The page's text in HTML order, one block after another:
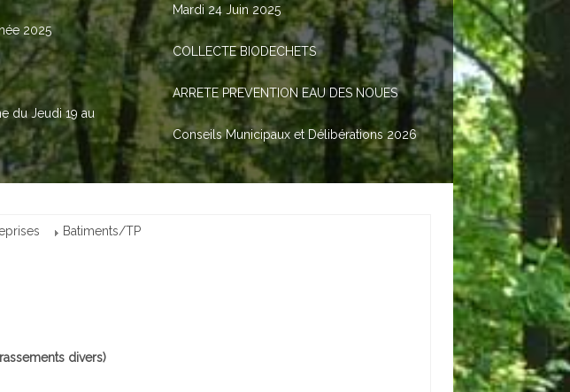
2025
du Jeudi 19 au
Mardi 24 Juin 2025
COLLECTE BIODECHETS
ARRETE PREVENTION EAU DES NOUES
Conseils Municipaux et Délibérations 2026
Batiments/TP
divers)